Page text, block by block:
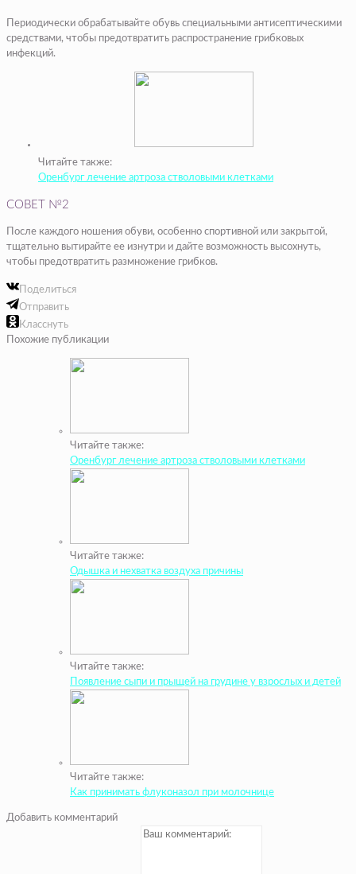
Периодически обрабатывайте обувь специальными антисептическими
средствами, чтобы предотвратить распространение грибковых
инфекций.
Читайте также:
Оренбург лечение артроза стволовыми клетками
СОВЕТ №2
После каждого ношения обуви, особенно спортивной или закрытой,
тщательно вытирайте ее изнутри и дайте возможность высохнуть,
чтобы предотвратить размножение грибков.
Поделиться
Отправить
Класснуть
Похожие публикации
Читайте также:
Оренбург лечение артроза стволовыми клетками
Читайте также:
Одышка и нехватка воздуха причины
Читайте также:
Появление сыпи и прыщей на грудине у взрослых и детей
Читайте также:
Как принимать флуконазол при молочнице
Добавить комментарий